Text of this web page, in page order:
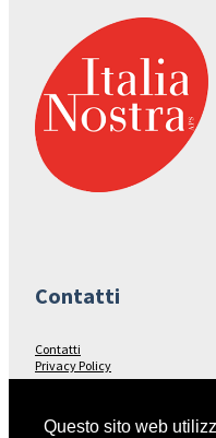
Contatti
Contatti
Privacy Policy
Seguici su…
Questo sito web